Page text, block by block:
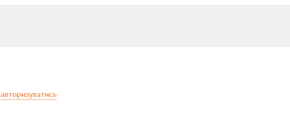
авторизуватись